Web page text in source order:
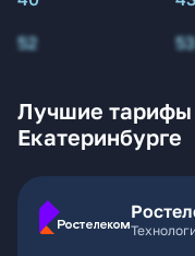
52
53
Лучшие тарифы
Екатеринбурге